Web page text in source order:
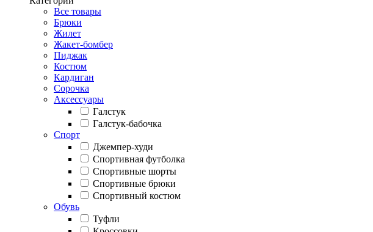
Все товары
Брюки
Жилет
Жакет-бомбер
Пиджак
Костюм
Кардиган
Сорочка
Аксессуары
Галстук
Галстук-бабочка
Спорт
Джемпер-худи
Спортивная футболка
Спортивные шорты
Спортивные брюки
Спортивный костюм
Обувь
Туфли